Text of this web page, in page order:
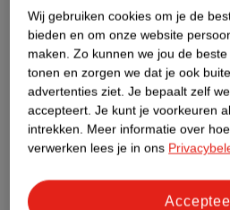
Meer informatie
Bestel & Bezorginformatie
Bekijk ook
Meer
Wij gebruiken cookies om je de
bieden en om onze website
maken. Zo kunnen we jou de
tonen en zorgen we dat je ook
advertenties ziet. Je bepaalt zelf
accepteert. Je kunt je voorkeuren
intrekken. Meer informatie over
verwerken lees je in ons